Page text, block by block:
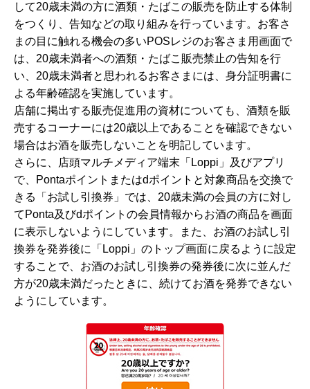
して20歳未満の方に酒類・たばこの販売を防止する体制
をつくり、告知などの取り組みを行っています。お客さ
まの目に触れる機会の多いPOSレジのお客さま用画面で
は、20歳未満者への酒類・たばこ販売禁止の告知を行
い、20歳未満者と思われるお客さまには、身分証明書に
よる年齢確認を実施しています。
店舗に掲出する販売促進用の資材についても、酒類を販
売するコーナーには20歳以上であることを確認できない
場合はお酒を販売しないことを明記しています。
さらに、店頭マルチメディア端末「Loppi」及びアプリ
で、Pontaポイントまたはdポイントと対象商品を交換で
きる「お試し引換券」では、20歳未満の会員の方に対し
てPonta及びdポイントの会員情報からお酒の商品を画面
に表示しないようにしています。また、お酒のお試し引
換券を発券後に「Loppi」のトップ画面に戻るように設定
することで、お酒のお試し引換券の発券後に次に並んだ
方が20歳未満だったときに、続けてお酒を発券できない
ようにしています。